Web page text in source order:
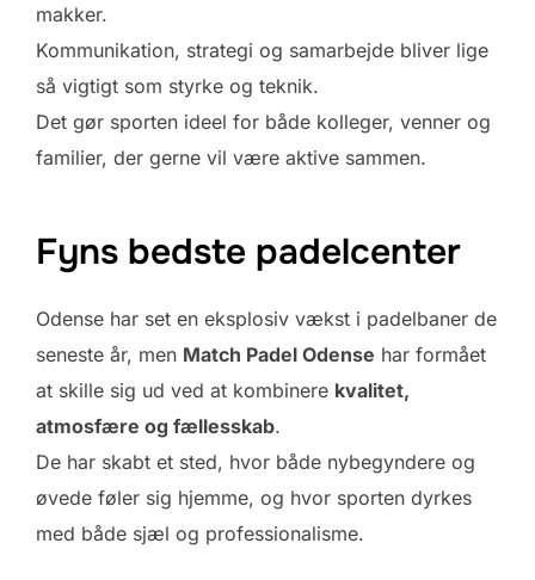
makker.
Kommunikation, strategi og samarbejde bliver lige
så vigtigt som styrke og teknik.
Det gør sporten ideel for både kolleger, venner og
familier, der gerne vil være aktive sammen.
Fyns bedste padelcenter
Odense har set en eksplosiv vækst i padelbaner de
seneste år, men Match Padel Odense har formået
at skille sig ud ved at kombinere kvalitet,
atmosfære og fællesskab.
De har skabt et sted, hvor både nybegyndere og
øvede føler sig hjemme, og hvor sporten dyrkes
med både sjæl og professionalisme.